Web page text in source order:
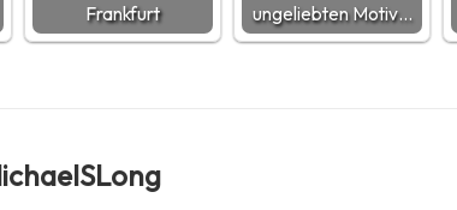
Frankfurt
ungeliebten Motiv…